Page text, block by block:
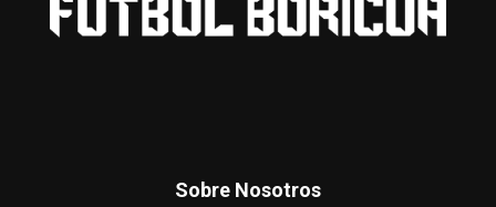
Sobre Nosotros